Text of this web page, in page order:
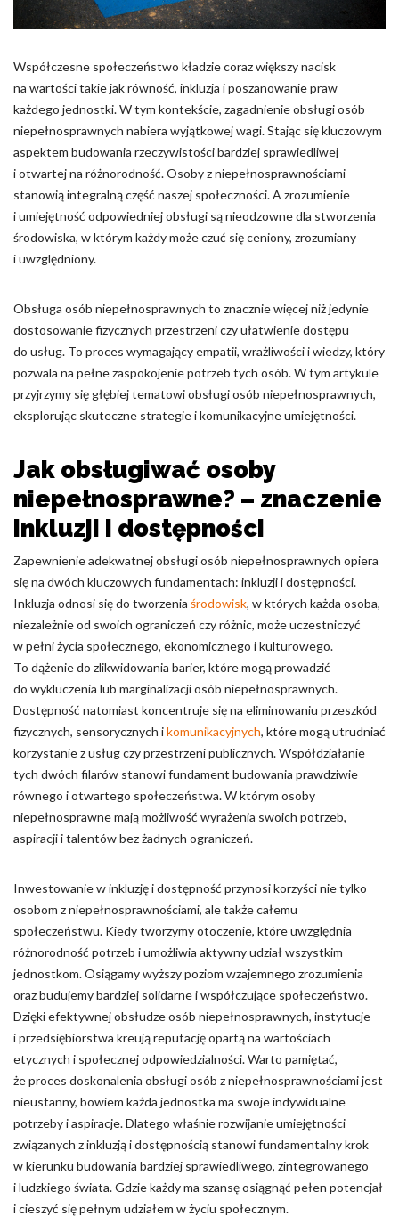
Współczesne społeczeństwo kładzie coraz większy nacisk
na wartości takie jak równość, inkluzja i poszanowanie praw
każdego jednostki. W tym kontekście, zagadnienie obsługi osób
niepełnosprawnych nabiera wyjątkowej wagi. Stając się kluczowym
aspektem budowania rzeczywistości bardziej sprawiedliwej
i otwartej na różnorodność. Osoby z niepełnosprawnościami
stanowią integralną część naszej społeczności. A zrozumienie
i umiejętność odpowiedniej obsługi są nieodzowne dla stworzenia
środowiska, w którym każdy może czuć się ceniony, zrozumiany
i uwzględniony.
Obsługa osób niepełnosprawnych to znacznie więcej niż jedynie
dostosowanie fizycznych przestrzeni czy ułatwienie dostępu
do usług. To proces wymagający empatii, wrażliwości i wiedzy, który
pozwala na pełne zaspokojenie potrzeb tych osób. W tym artykule
przyjrzymy się głębiej tematowi obsługi osób niepełnosprawnych,
eksplorując skuteczne strategie i komunikacyjne umiejętności.
Jak obsługiwać osoby
niepełnosprawne? – znaczenie
inkluzji i dostępności
Zapewnienie adekwatnej obsługi osób niepełnosprawnych opiera
się na dwóch kluczowych fundamentach: inkluzji i dostępności.
Inkluzja odnosi się do tworzenia środowisk, w których każda osoba,
niezależnie od swoich ograniczeń czy różnic, może uczestniczyć
w pełni życia społecznego, ekonomicznego i kulturowego.
To dążenie do zlikwidowania barier, które mogą prowadzić
do wykluczenia lub marginalizacji osób niepełnosprawnych.
Dostępność natomiast koncentruje się na eliminowaniu przeszkód
fizycznych, sensorycznych ikomunikacyjnych, które mogą utrudniać
korzystanie z usług czy przestrzeni publicznych. Współdziałanie
tych dwóch filarów stanowi fundament budowania prawdziwie
równego i otwartego społeczeństwa. W którym osoby
niepełnosprawne mają możliwość wyrażenia swoich potrzeb,
aspiracji i talentów bez żadnych ograniczeń.
Inwestowanie w inkluzję i dostępność przynosi korzyści nie tylko
osobom z niepełnosprawnościami, ale także całemu
społeczeństwu. Kiedy tworzymy otoczenie, które uwzględnia
różnorodność potrzeb i umożliwia aktywny udział wszystkim
jednostkom. Osiągamy wyższy poziom wzajemnego zrozumienia
oraz budujemy bardziej solidarne i współczujące społeczeństwo.
Dzięki efektywnej obsłudze osób niepełnosprawnych, instytucje
i przedsiębiorstwa kreują reputację opartą na wartościach
etycznych i społecznej odpowiedzialności. Warto pamiętać,
że proces doskonalenia obsługi osób z niepełnosprawnościami jest
nieustanny, bowiem każda jednostka ma swoje indywidualne
potrzeby i aspiracje. Dlatego właśnie rozwijanie umiejętności
związanych z inkluzją i dostępnością stanowi fundamentalny krok
w kierunku budowania bardziej sprawiedliwego, zintegrowanego
i ludzkiego świata. Gdzie każdy ma szansę osiągnąć pełen potencjał
i cieszyć się pełnym udziałem w życiu społecznym.
zapamiętanie informacji, które zmieniają wygląd lub
Statystyka
Statystyczne pliki cookie pomagają właścicielem stron
internetowych zrozumieć, w jaki sposób różni użytkownicy
zachowują się na stronie, gromadząc i zgłaszając anonimowe
informacje.
Marketing
wyświetlanie reklam, które są istotne i interesujące dla
poszczególnych użytkowników i tym samym bardziej cenne dla
wydawców i reklamodawców strony trzeciej.
Nieklasyfikowane
Nieklasyfikowane pliki cookie, to pliki, które są w procesie
Odrzuć
Zapisz moje preferencje
Akceptuj wszystko